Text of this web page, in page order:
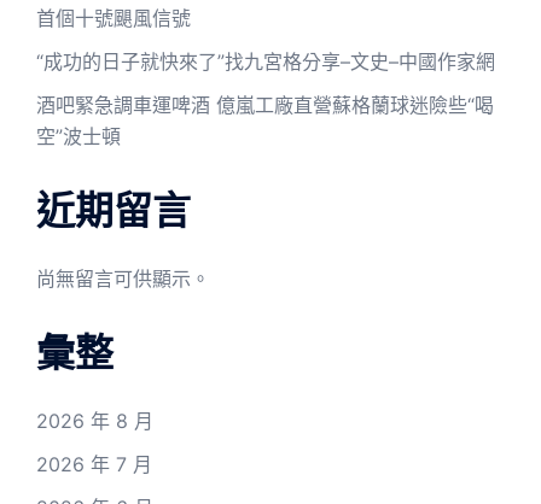
首個十號颶風信號
“成功的日子就快來了”找九宮格分享–文史–中國作家網
酒吧緊急調車運啤酒 億嵐工廠直營蘇格蘭球迷險些“喝
空”波士頓
近期留言
尚無留言可供顯示。
彙整
2026 年 8 月
2026 年 7 月